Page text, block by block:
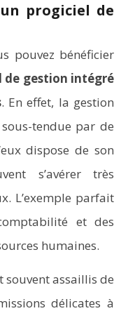
progiciel de
pouvez bénéficier
de gestion intégré
. En effet, la gestion
tendue par de
dispose de son
s’avérer très
L’exemple parfait
et des
humaines.
souvent assaillis de
délicates à